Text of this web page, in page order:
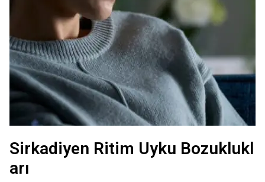
Sirkadiyen Ritim Uyku Bozuklukl
arı